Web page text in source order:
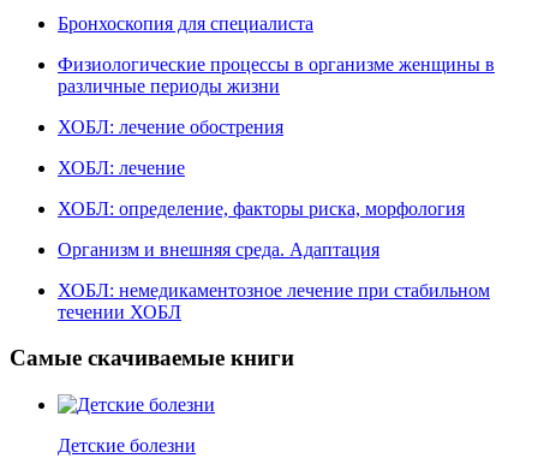
Бронхоскопия для специалиста
Физиологические процессы в организме женщины в
различные периоды жизни
ХОБЛ: лечение обострения
ХОБЛ: лечение
ХОБЛ: определение, факторы риска, морфология
Организм и внешняя среда. Адаптация
ХОБЛ: немедикаментозное лечение при стабильном
течении ХОБЛ
Самые скачиваемые книги
Детские болезни